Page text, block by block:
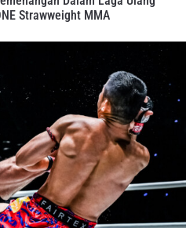
Strawweight MMA